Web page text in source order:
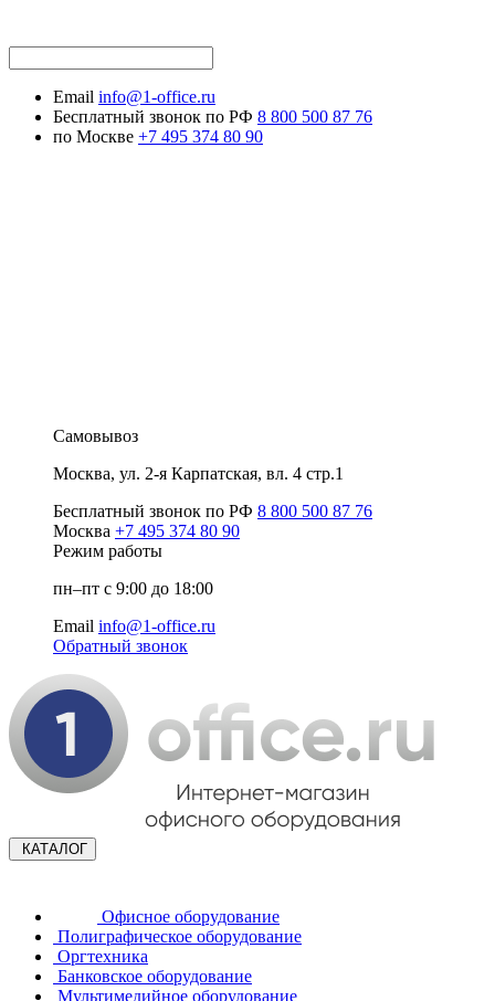
Email info@1-office.ru
Бесплатный звонок по РФ 8 800 500 87 76
по Москве +7 495 374 80 90
Самовывоз
Москва, ул. 2-я Карпатская, вл. 4 стр.1
Бесплатный звонок по РФ 8 800 500 87 76
Москва +7 495 374 80 90
Режим работы
пн–пт с 9:00 до 18:00
Email info@1-office.ru
Обратный звонок
КАТАЛОГ
Офисное оборудование
Полиграфическое оборудование
Оргтехника
Банковское оборудование
Мультимедийное оборудование